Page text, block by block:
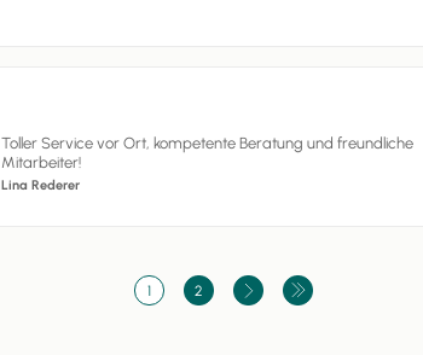
Toller Service vor Ort, kompetente Beratung und freundliche
Mitarbeiter!
Lina Rederer
1 2